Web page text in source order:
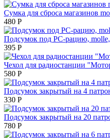
Сумка для сброса магазинов
480 Р
Подсумок под РС-рацию,
395 Р
Чехол для радиостанции
580 Р
Подсумок закрытый на 4
330 Р
Подсумок закрытый на 20
780 Р